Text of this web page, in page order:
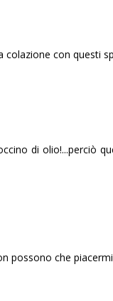
con questi
di olio!...perciò
possono che